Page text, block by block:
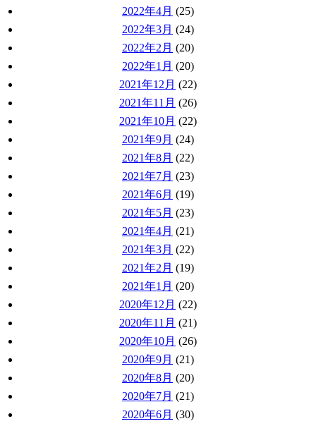
2022年4月 (25)
2022年3月 (24)
2022年2月 (20)
2022年1月 (20)
2021年12月 (22)
2021年11月 (26)
2021年10月 (22)
2021年9月 (24)
2021年8月 (22)
2021年7月 (23)
2021年6月 (19)
2021年5月 (23)
2021年4月 (21)
2021年3月 (22)
2021年2月 (19)
2021年1月 (20)
2020年12月 (22)
2020年11月 (21)
2020年10月 (26)
2020年9月 (21)
2020年8月 (20)
2020年7月 (21)
2020年6月 (30)